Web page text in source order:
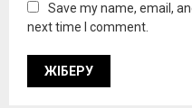
Save my name, email,
next time I comment.